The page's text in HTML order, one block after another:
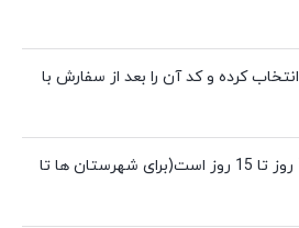
کرده و کد آن را بعد از سفارش با
زمان تحویل سفارشات از 7 روز تا 15 روز است(برای شهرستان ها تا